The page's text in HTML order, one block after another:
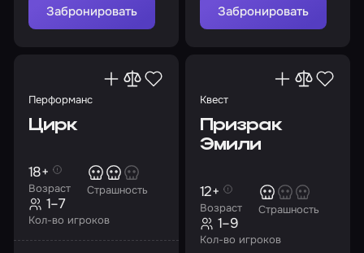
Забронировать Забронировать
Перформанс
Цирк
Возраст
18+
Страшность
Кол-во игроков
1–7
Квест
Призрак
Эмили
Возраст
12+
Страшность
Кол-во игроков
1–9